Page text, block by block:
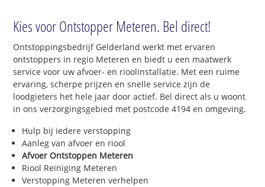
Kies voor Ontstopper Meteren. Bel direct!
Ontstoppingsbedrijf Gelderland werkt met ervaren
ontstoppers in regio Meteren en biedt u een maatwerk
service voor uw afvoer- en rioolinstallatie. Met een ruime
ervaring, scherpe prijzen en snelle service zijn de
loodgieters het hele jaar door actief. Bel direct als u woont
in ons verzorgingsgebied met postcode 4194 en omgeving.
Hulp bij iedere verstopping
Aanleg van afvoer en riool
Afvoer Ontstoppen Meteren
Riool Reiniging Meteren
Verstopping Meteren verhelpen